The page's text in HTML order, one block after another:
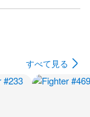
すべて見る